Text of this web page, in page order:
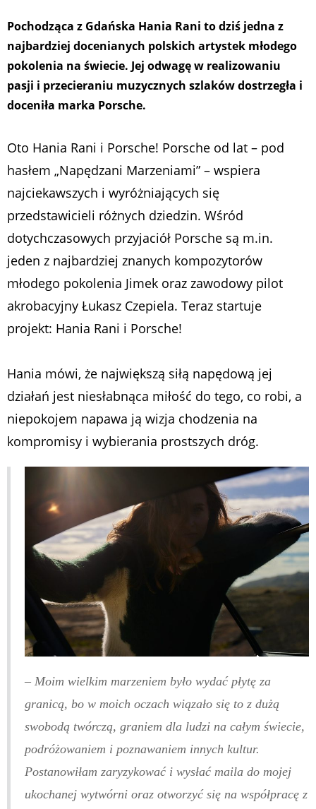
Pochodząca z Gdańska Hania Rani to dziś jedna z
najbardziej docenianych polskich artystek młodego
pokolenia na świecie. Jej odwagę w realizowaniu
pasji i przecieraniu muzycznych szlaków dostrzegła i
doceniła marka Porsche.
Oto Hania Rani i Porsche! Porsche od lat – pod
hasłem „Napędzani Marzeniami” – wspiera
najciekawszych i wyróżniających się
przedstawicieli różnych dziedzin. Wśród
dotychczasowych przyjaciół Porsche są m.in.
jeden z najbardziej znanych kompozytorów
młodego pokolenia Jimek oraz zawodowy pilot
akrobacyjny Łukasz Czepiela. Teraz startuje
projekt: Hania Rani i Porsche!
Hania mówi, że największą siłą napędową jej
działań jest niesłabnąca miłość do tego, co robi, a
niepokojem napawa ją wizja chodzenia na
kompromisy i wybierania prostszych dróg.
– Moim wielkim marzeniem było wydać płytę za
granicą, bo w moich oczach wiązało się to z dużą
swobodą twórczą, graniem dla ludzi na całym świecie,
podróżowaniem i poznawaniem innych kultur.
Postanowiłam zaryzykować i wysłać maila do mojej
ukochanej wytwórni oraz otworzyć się na współpracę z